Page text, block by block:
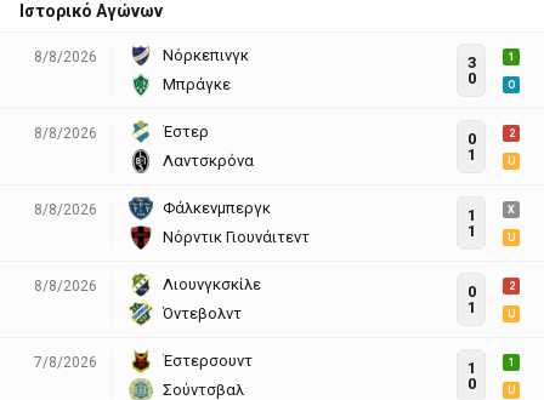
Ιστορικό Αγώνων
8/8/2026
Νόρκεπινγκ
Μπράγκε
3
0
1
O
8/8/2026
Έστερ
Λαντσκρόνα
0
1
2
U
8/8/2026
Φάλκενμπεργκ
Νόρντικ Γιουνάιτεντ
1
1
X
U
8/8/2026
Λιουνγκσκίλε
Όντεβολντ
0
1
2
U
7/8/2026
Έστερσουντ
Σούντσβαλ
1
0
1
U